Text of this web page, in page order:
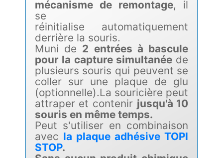
mécanisme de remontage, il
se
réinitialise automatiquement
derrière la souris.
Muni de 2 entrées à bascule
pour la capture simultanéede
plusieurs souris qui peuvent se
coller sur une plaque de glu
(optionnelle).La souricière peut
attraper et contenir jusqu'à 10
souris en même temps.
Peut s'utiliser en combinaison
avec la plaque adhésive TOPI
STOP.